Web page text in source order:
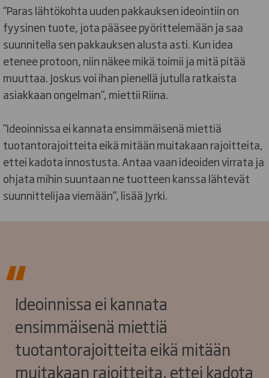
”Paras lähtökohta uuden pakkauksen ideointiin on
fyysinen tuote, jota pääsee pyörittelemään ja saa
suunnitella sen pakkauksen alusta asti. Kun idea
etenee protoon, niin näkee mikä toimii ja mitä pitää
muuttaa. Joskus voi ihan pienellä jutulla ratkaista
asiakkaan ongelman”, miettii Riina.
”Ideoinnissa ei kannata ensimmäisenä miettiä
tuotantorajoitteita eikä mitään muitakaan rajoitteita,
ettei kadota innostusta. Antaa vaan ideoiden virrata ja
ohjata mihin suuntaan ne tuotteen kanssa lähtevät
suunnittelijaa viemään”, lisää Jyrki.
Ideoinnissa ei kannata
ensimmäisenä miettiä
tuotantorajoitteita eikä mitään
muitakaan rajoitteita, ettei kadota